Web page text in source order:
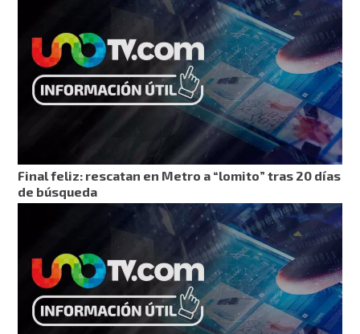
Final feliz: rescatan en Metro a “lomito” tras 20 días
de búsqueda